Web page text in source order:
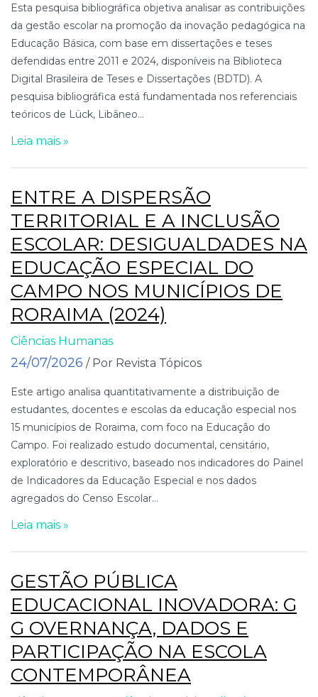
Esta pesquisa bibliográfica objetiva analisar as contribuições
da gestão escolar na promoção da inovação pedagógica na
Educação Básica, com base em dissertações e teses
defendidas entre 2011 e 2024, disponíveis na Biblioteca
Digital Brasileira de Teses e Dissertações (BDTD). A
pesquisa bibliográfica está fundamentada nos referenciais
teóricos de Lück, Libâneo...
Leia mais »
ENTRE A DISPERSÃO
TERRITORIAL E A INCLUSÃO
ESCOLAR: DESIGUALDADES NA
EDUCAÇÃO ESPECIAL DO
CAMPO NOS MUNICÍPIOS DE
RORAIMA (2024)
Ciências Humanas
24/07/2026 / Por Revista Tópicos
Este artigo analisa quantitativamente a distribuição de
estudantes, docentes e escolas da educação especial nos
15 municípios de Roraima, com foco na Educação do
Campo. Foi realizado estudo documental, censitário,
exploratório e descritivo, baseado nos indicadores do Painel
de Indicadores da Educação Especial e nos dados
agregados do Censo Escolar...
Leia mais »
GESTÃO PÚBLICA
EDUCACIONAL INOVADORA: G
G OVERNANÇA, DADOS E
PARTICIPAÇÃO NA ESCOLA
CONTEMPORÂNEA